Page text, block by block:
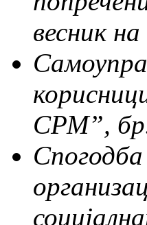
весник
СРМ”,